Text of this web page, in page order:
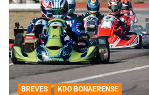
BREVES KDO BONAERENSE